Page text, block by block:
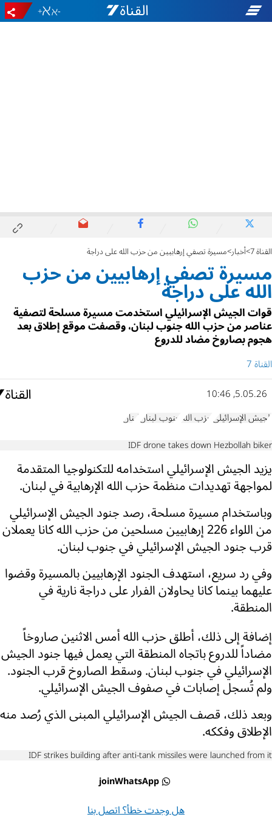
-
+
القناة 7 أخبار مسيرة تصفي إرهابيين من حزب الله على دراجة
مسيرة تصفي إرهابيين من حزب
الله على دراجة
قوات الجيش الإسرائيلي استخدمت مسيرة مسلحة لتصفية
عناصر من حزب الله جنوب لبنان، وقصفت موقع إطلاق بعد
هجوم بصاروخ مضاد للدروع
القناة 7
5.05.26, 10:46
الجيش الإسرائيلي حزب الله جنوب لبنانلبنان
IDF drone takes down Hezbollah biker
يزيد الجيش الإسرائيلي استخدامه للتكنولوجيا المتقدمة
لمواجهة تهديدات منظمة حزب الله الإرهابية في لبنان.
وباستخدام مسيرة مسلحة، رصد جنود الجيش الإسرائيلي
من اللواء 226 إرهابيين مسلحين من حزب الله كانا يعملان
قرب جنود الجيش الإسرائيلي في جنوب لبنان.
وفي رد سريع، استهدف الجنود الإرهابيين بالمسيرة وقضوا
عليهما بينما كانا يحاولان الفرار على دراجة نارية في
المنطقة.
إضافة إلى ذلك، أطلق حزب الله أمس الاثنين صاروخاً
مضاداً للدروع باتجاه المنطقة التي يعمل فيها جنود الجيش
الإسرائيلي في جنوب لبنان. وسقط الصاروخ قرب الجنود.
ولم تُسجل إصابات في صفوف الجيش الإسرائيلي.
وبعد ذلك، قصف الجيش الإسرائيلي المبنى الذي رُصد منه
الإطلاق وفككه.
IDF strikes building after anti-tank missiles were launched from it
joinWhatsApp
هل وجدت خطأ؟ اتصل بنا